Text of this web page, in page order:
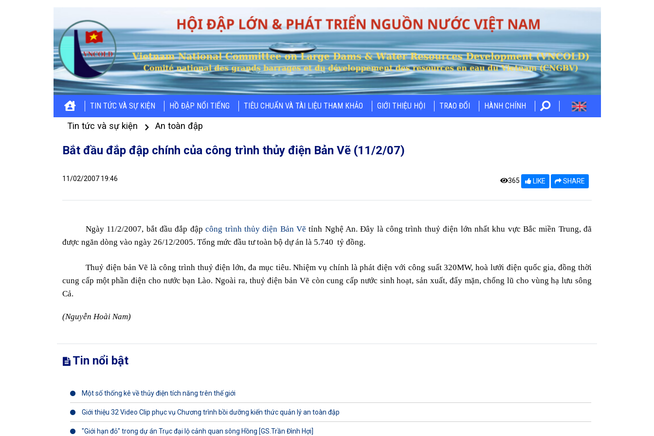
TIN TỨC VÀ SỰ KIỆN HỒ ĐẬP NỔI TIẾNG TIÊU CHUẨN VÀ TÀI LIỆU THAM KHẢO GIỚI THIỆU HỘI TRAO ĐỔI HÀNH CHÍNH
Tin tức và sự kiện An toàn đập
Bắt đầu đắp đập chính của công trình thủy điện Bản Vẽ (11/2/07)
11/02/2007 19:46 365 LIKE SHARE
Ngày 11/2/2007, bắt đầu đắp đậpcông trình thủy điện Bản Vẽtỉnh Nghệ An. Đây là công trình thuỷ điện lớn nhất khu vực Bắc miền Trung, đã
được ngăn dòng vào ngày 26/12/2005. Tổng mức đầu tư toàn bộ dự án là 5.740 tỷ đồng.
Thuỷ điện bản Vẽ là công trình thuỷ điện lớn, đa mục tiêu. Nhiệm vụ chính là phát điện với công suất 320MW, hoà lưới điện quốc gia, đồng thời
cung cấp một phần điện cho nước bạn Lào. Ngoài ra, thuỷ điện bản Vẽ còn cung cấp nước sinh hoạt, sản xuất, đẩy mặn, chống lũ cho vùng hạ lưu sông
Cả.
(Nguyễn Hoài Nam)
Tin nổi bật
Một số thống kê về thủy điện tích năng trên thế giới
Giới thiệu 32 Video Clip phục vụ Chương trình bồi dưỡng kiến thức quản lý an toàn đập
"Giới hạn đỏ" trong dự án Trục đại lộ cảnh quan sông Hồng [GS.Trần Đình Hợi]